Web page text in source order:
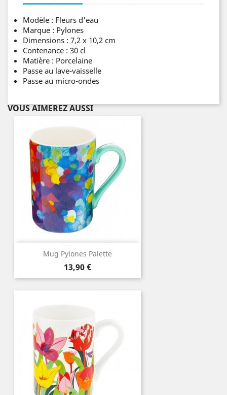
Modèle : Fleurs d'eau
Marque : Pylones
Dimensions : 7,2 x 10,2 cm
Contenance : 30 cl
Matière : Porcelaine
Passe au lave-vaisselle
Passe au micro-ondes
VOUS AIMEREZ AUSSI
Mug Pylones Palette
Prix
13,90 €